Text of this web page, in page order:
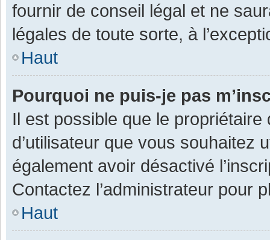
fournir de conseil légal et ne
légales de toute sorte, à
Haut
Pourquoi ne puis-je pas
Il est possible que le
d’utilisateur que vous souhaitez
également avoir désactivé
Contactez l’administrateur pour
Haut